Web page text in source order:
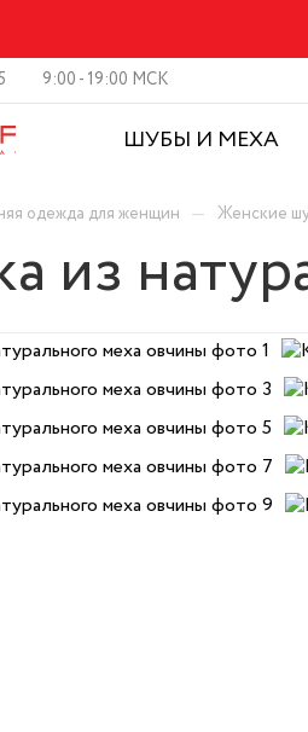
9:00 - 19:00 МСК
ШУБЫ И МЕХА
одежда для женщин — Женские
из